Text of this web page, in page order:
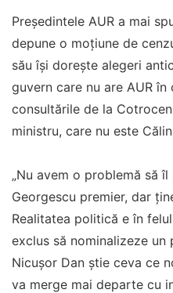
Președintele AUR a mai
depune o moțiune de
său își dorește alegeri
guvern care nu are AUR
consultările de la
ministru, care nu este
„Nu avem o problemă să
Georgescu premier, dar
Realitatea politică e în
exclus să nominalizeze un
Nicușor Dan știe ceva ce
va merge mai departe cu